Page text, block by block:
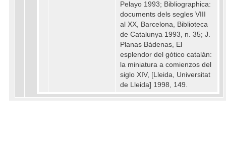
Pelayo 1993; Bibliographica:
documents dels segles VIII
al XX, Barcelona, Biblioteca
de Catalunya 1993, n. 35; J.
Planas Bádenas, El
esplendor del gótico catalán:
la miniatura a comienzos del
siglo XIV, [Lleida, Universitat
de Lleida] 1998, 149.